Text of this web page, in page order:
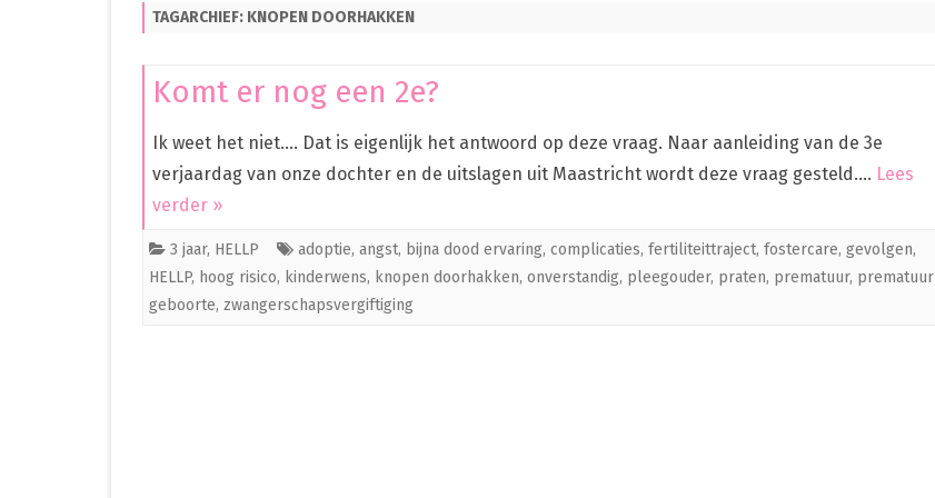
PREMATUUR IN HET ZIEKENHUIS
TAGARCHIEF: KNOPEN DOORHAKKEN
Komt er nog een 2e?
Ik weet het niet…. Dat is eigenlijk het antwoord op deze vraag. Naar aanleiding van de 3e
verjaardag van onze dochter en de uitslagen uit Maastricht wordt deze vraag gesteld…. Lees
verder »
3 jaar, HELLP adoptie, angst, bijna dood ervaring, complicaties, fertiliteittraject, fostercare, gevolgen,
HELLP, hoog risico, kinderwens, knopen doorhakken, onverstandig, pleegouder, praten, prematuur, prematuur
geboorte, zwangerschapsvergiftiging